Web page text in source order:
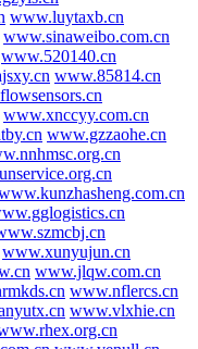
www.luytaxb.cn
www.sinaweibo.com.cn
www.520140.cn
www.85814.cn
www.xnccyy.com.cn
www.gzzaohe.cn
www.xunyujun.cn
www.jlqw.com.cn
www.nflercs.cn
www.vlxhie.cn